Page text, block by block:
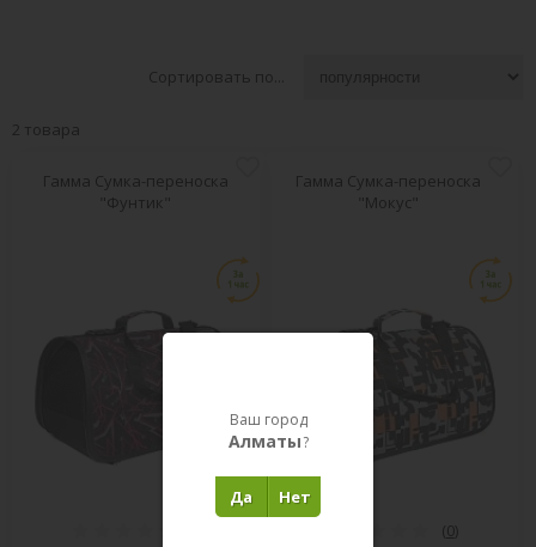
Сортировать по...
2 товара
Гамма Сумка-переноска
"Фунтик"
Гамма Сумка-переноска
"Мокус"
(0)
Ваш город
Алматы?
Нет
Да